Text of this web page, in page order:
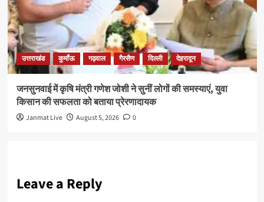
उत्तराखंड कुमाँऊ गढ़वाल गैरसैण दिल्ली देहरादून
जनसुनवाई में कृषि मंत्री गणेश जोशी ने सुनीं लोगों की समस्याएं, युवा
किसान की सफलता को बताया प्रेरणादायक
Janmat Live August 5, 2026 0
Leave a Reply